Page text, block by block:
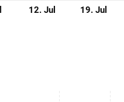
12. Jul 19. Jul